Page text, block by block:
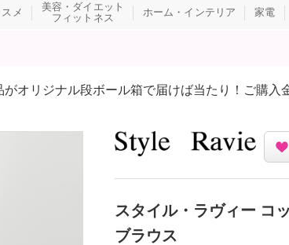
スメ
美容・ダイエット
フィットネス
ホーム・インテリア 家電
がオリジナル段ボール箱で届けば当たり！ご購入
スタイル・ラヴィー コ
ブラウス